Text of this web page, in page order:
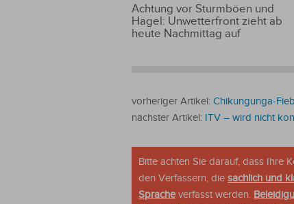
Achtung vor Sturmböen und
Hagel: Unwetterfront zieht ab
heute Nachmittag auf
vorheriger Artikel: Chikungunga-
nächster Artikel: ITV – wird nicht
Bitte achten Sie darauf, dass Ihre
den Verfassern, die sachlich und
Spracheverfasst werden.